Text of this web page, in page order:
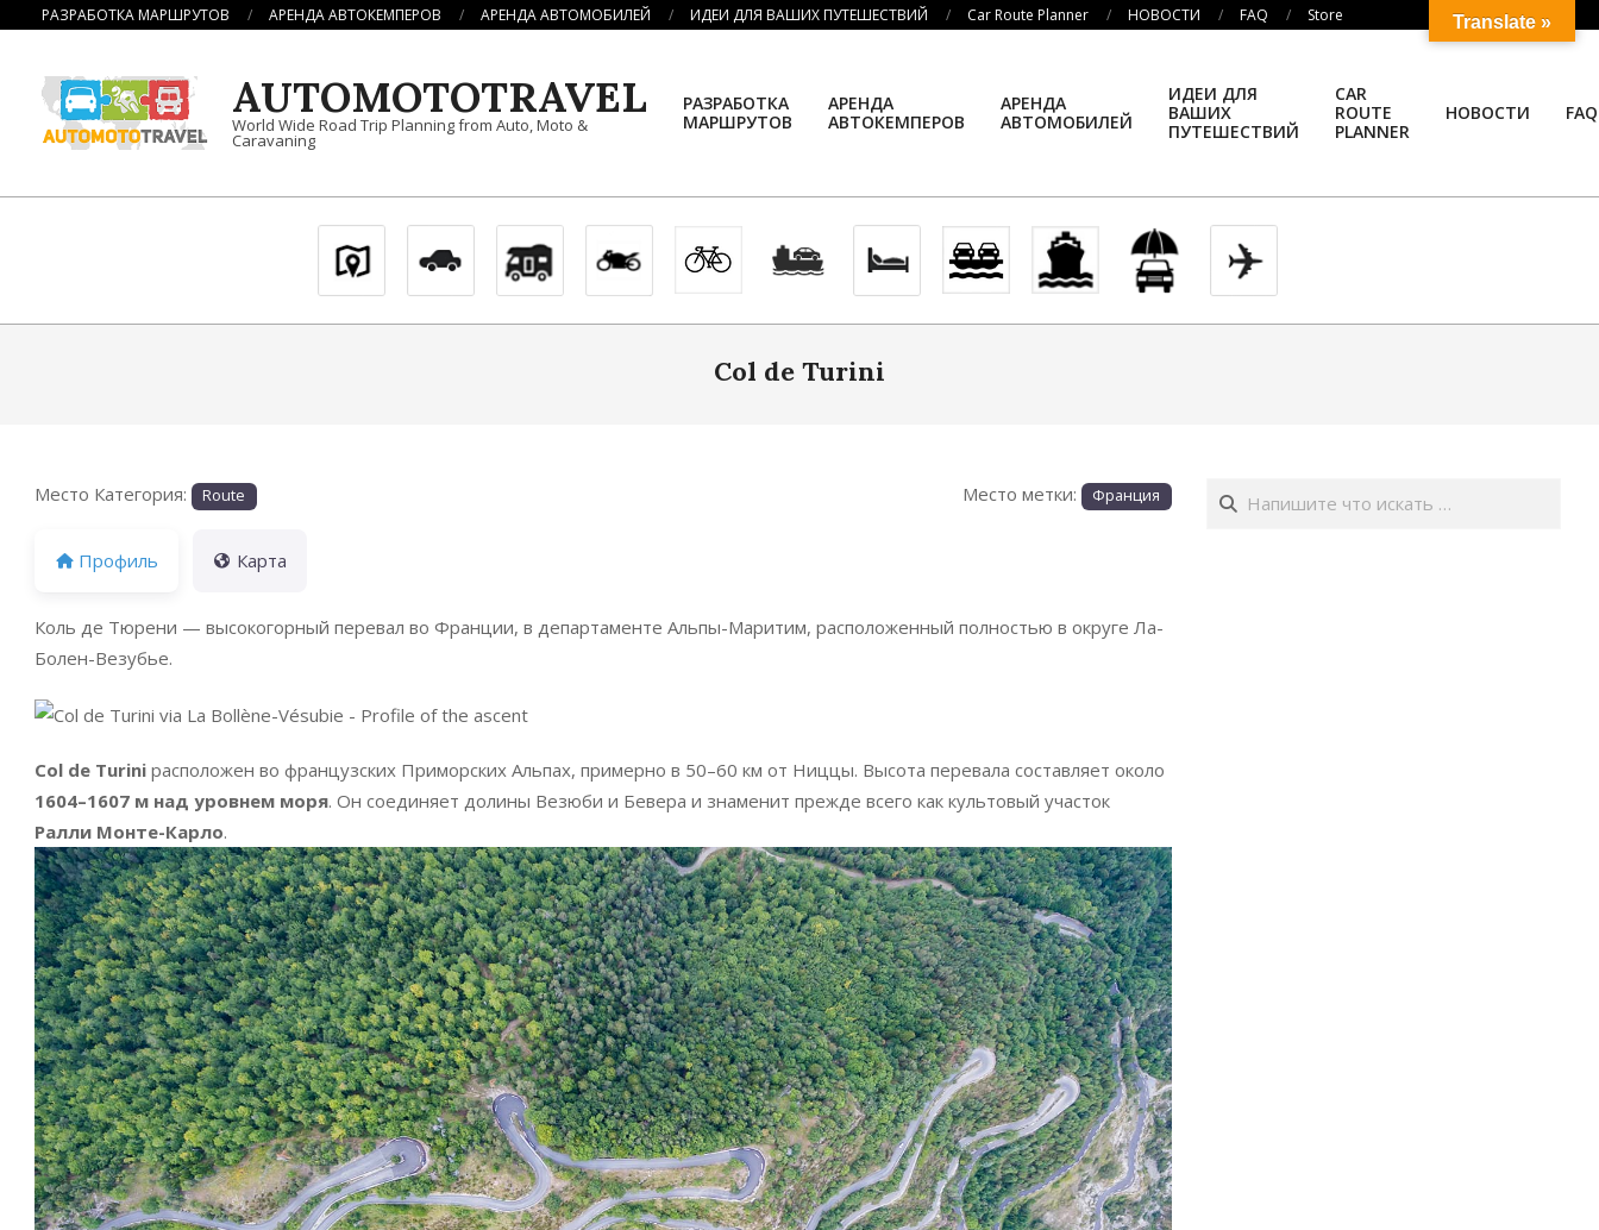
Перейти
содержимому
РАЗРАБОТКА МАРШРУТОВ АРЕНДА АВТОКЕМПЕРОВ АРЕНДА АВТОМОБИЛЕЙ ИДЕИ ДЛЯ ВАШИХ ПУТЕШЕСТВИЙ Car Route Planner НОВОСТИ FAQ Store
AUTOMOTOTRAVEL
World Wide Road Trip Planning from Auto, Moto &
Caravaning
РАЗРАБОТКА
МАРШРУТОВ
АРЕНДА
АВТОКЕМПЕРОВ
АРЕНДА
АВТОМОБИЛЕЙ
ИДЕИ ДЛЯ
ВАШИХ
ПУТЕШЕСТВИЙ
CAR
ROUTE
PLANNER
НОВОСТИ FAQ
Col de Turini
Место Категория: Route Место метки: Франция
Профиль Карта
Коль де Тюрени — высокогорный перевал во Франции, в департаменте Альпы-Маритим, расположенный полностью в округе Ла-
Болен-Везубье.
Col de Turini расположен во французских Приморских Альпах, примерно в 50–60 км от Ниццы. Высота перевала составляет около
1604–1607 м над уровнем моря. Он соединяет долины Везюби и Бевера и знаменит прежде всего как культовый участок
Ралли Монте-Карло.
Поиск
Translate »